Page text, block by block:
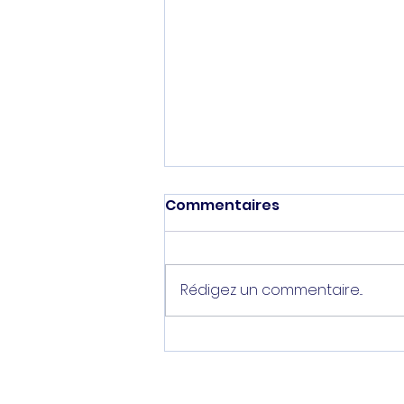
Quelle différence entre
Commentaires
Rédigez un commentaire...